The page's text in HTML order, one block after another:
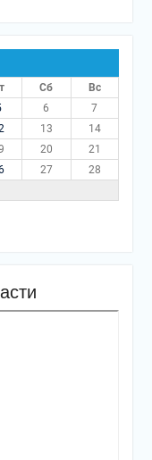
Сб
Вс
6
7
13
14
20
21
27
28